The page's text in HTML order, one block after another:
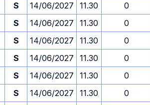
S 14/06/2027 11.30 0
S 14/06/2027 11.30 0
S 14/06/2027 11.30 0
S 14/06/2027 11.30 0
S 14/06/2027 11.30 0
S 14/06/2027 11.30 0